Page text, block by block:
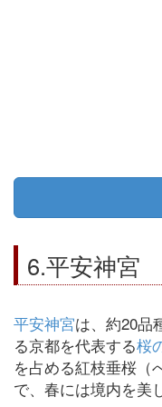
6.平安神宮
平安神宮は、約20品
る京都を代表する桜
を占める紅枝垂桜（
で、春には境内を美